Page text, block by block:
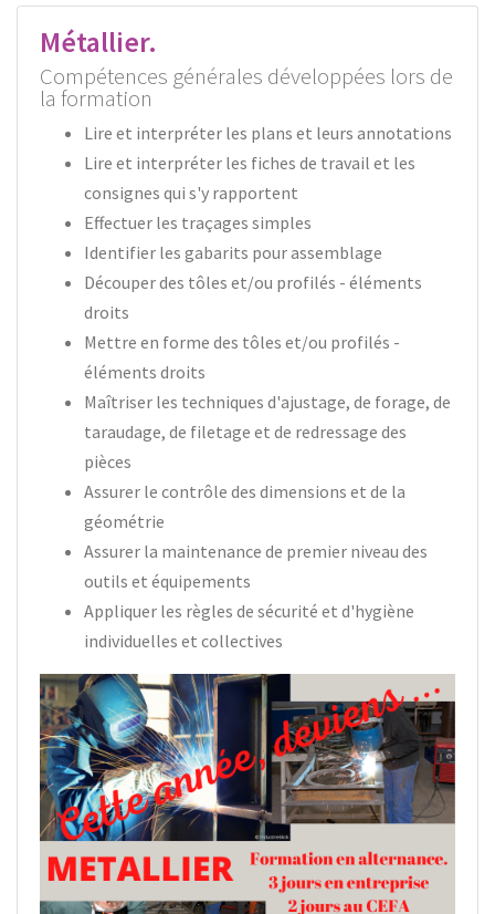
Métallier.
Compétences générales développées lors de
la formation
Lire et interpréter les plans et leurs annotations
Lire et interpréter les fiches de travail et les
consignes qui s'y rapportent
Effectuer les traçages simples
Identifier les gabarits pour assemblage
Découper des tôles et/ou profilés - éléments
droits
Mettre en forme des tôles et/ou profilés -
éléments droits
Maîtriser les techniques d'ajustage, de forage, de
taraudage, de filetage et de redressage des
pièces
Assurer le contrôle des dimensions et de la
géométrie
Assurer la maintenance de premier niveau des
outils et équipements
Appliquer les règles de sécurité et d'hygiène
individuelles et collectives